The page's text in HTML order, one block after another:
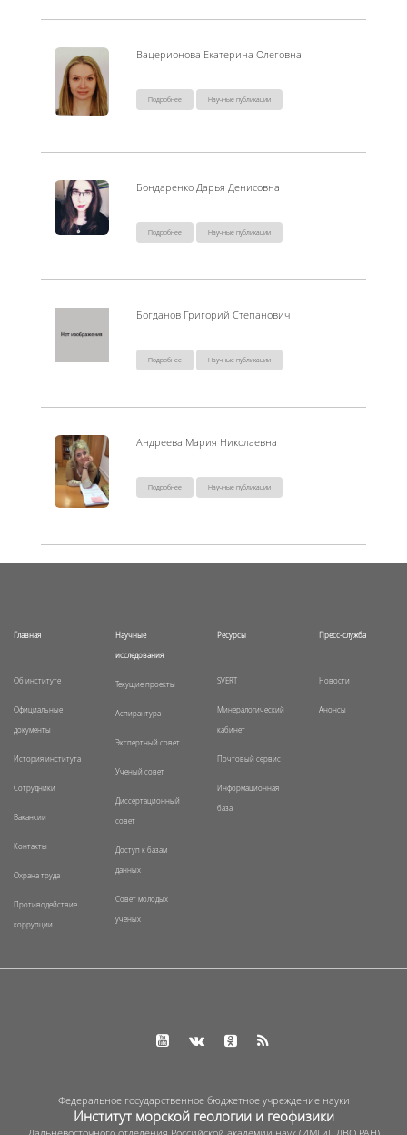
Вацерионова Екатерина Олеговна
Подробнее Научные публикации
Бондаренко Дарья Денисовна
Подробнее Научные публикации
Богданов Григорий Степанович
Подробнее Научные публикации
Андреева Мария Николаевна
Подробнее Научные публикации
Главная
Об институте
Официальные
документы
История института
Сотрудники
Вакансии
Контакты
Охрана труда
Противодействие
коррупции
Научные
исследования
Текущие проекты
Аспирантура
Экспертный совет
Ученый совет
Диссертационный
совет
Доступ к базам
данных
Совет молодых
ученых
Ресурсы
SVERT
Минералогический
кабинет
Почтовый сервис
Информационная
база
Пресс-служба
Новости
Анонсы
Федеральное государственное бюджетное учреждение науки
Институт морской геологии и геофизики